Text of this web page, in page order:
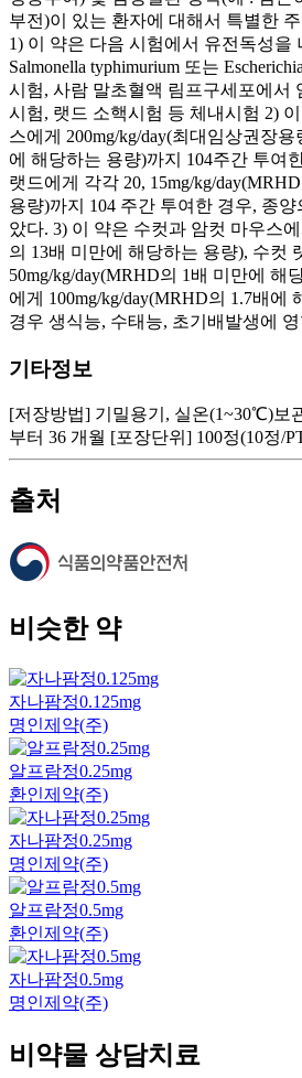
부전)이 있는 환자에 대해서 특별한
1) 이 약은 다음 시험에서 유전독성을
Salmonella typhimurium 또는
시험, 사람 말초혈액 림프구세포에서
시험, 랫드 소핵시험 등 체내시험 2)
스에게 200mg/kg/day(최대임상권장
에 해당하는 용량)까지 104주간 투여
랫드에게 각각 20, 15mg/kg/
용량)까지 104 주간 투여한 경우, 종
았다. 3) 이 약은 수컷과 암컷 마우스
의 13배 미만에 해당하는 용량), 수컷
50mg/kg/day(MRHD의 1배 미만에 해
에게 100mg/kg/day(MRHD의 1.7배에
경우 생식능, 수태능, 초기배발생에
기타정보
[저장방법] 기밀용기, 실온(1~30℃)보
부터 36 개월 [포장단위] 100정(10정/
출처
비슷한 약
자나팜정0.125mg
명인제약(주)
알프람정0.25mg
환인제약(주)
자나팜정0.25mg
명인제약(주)
알프람정0.5mg
환인제약(주)
자나팜정0.5mg
명인제약(주)
비약물 상담치료